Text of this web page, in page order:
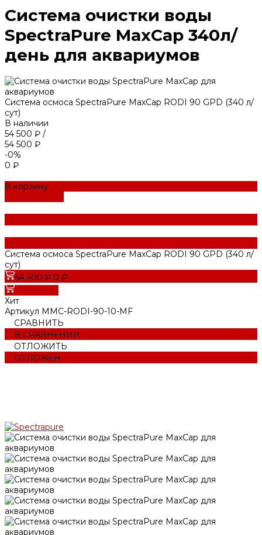
Система очистки воды
SpectraPure MaxCap 340л/
день для аквариумов
Система осмоса SpectraPure MaxCap RODI 90 GPD (340 л/
сут)
В наличии
54 500 ₽ /
54 500 ₽
-0%
0 ₽
В корзину
Система осмоса SpectraPure MaxCap RODI 90 GPD (340 л/
сут)
54 500 ₽ 0 ₽
Хит
Артикул MMC-RODI-90-10-MF
СРАВНИТЬ
В СРАВНЕНИИ
ОТЛОЖИТЬ
ОТЛОЖЕН